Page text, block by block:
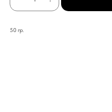
50 гр.